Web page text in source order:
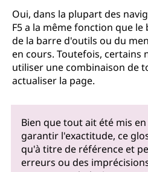
Oui, dans la plupart des
F5 a la même fonction que
de la barre d'outils ou du
en cours. Toutefois, certains
utiliser une combinaison de
actualiser la page.
Bien que tout ait été mis
garantir l'exactitude, ce
qu'à titre de référence et
erreurs ou des